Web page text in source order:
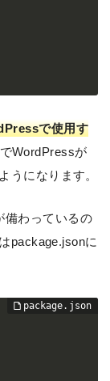
で使用す
WordPressが
になります。
わっているの
package.jsonに